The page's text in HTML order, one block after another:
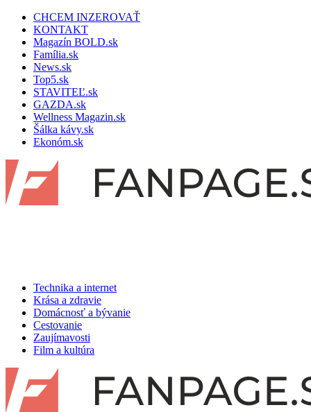
CHCEM INZEROVAŤ
KONTAKT
Magazín BOLD.sk
Família.sk
News.sk
Top5.sk
STAVITEĽ.sk
GAZDA.sk
Wellness Magazin.sk
Šálka kávy.sk
Ekonóm.sk
Technika a internet
Krása a zdravie
Domácnosť a bývanie
Cestovanie
Zaujímavosti
Film a kultúra